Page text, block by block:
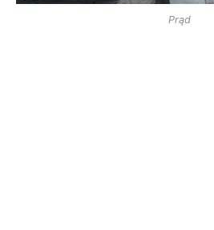
Prąd